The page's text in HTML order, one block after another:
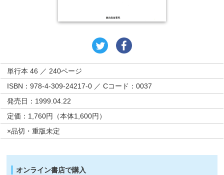
単行本 46 ／ 240ページ
ISBN：978-4-309-24217-0 ／ Cコード：0037
発売日：1999.04.22
定価：1,760円（本体1,600円）
×品切・重版未定
オンライン書店で購入